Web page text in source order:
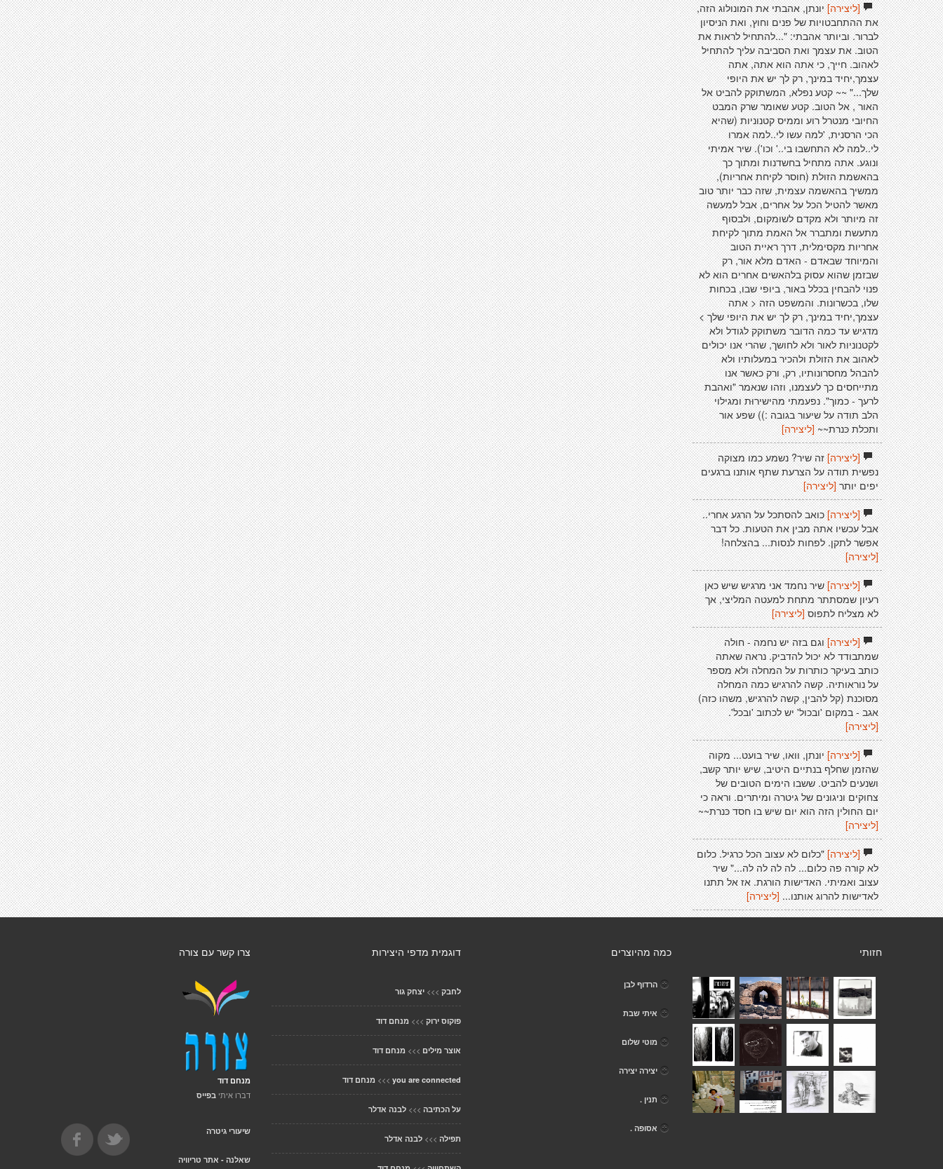
[ליצירה]יונתן, אהבתי את המונולוג הזה,
את ההתחבטויות של פנים וחוץ, ואת הניסיון
לברור. וביותר אהבתי: "...להתחיל לראות את
הטוב. את עצמך ואת הסביבה עליך להתחיל
לאהוב. חייך, כי אתה הוא אתה, אתה
עצמך,יחיד במינך, רק לך יש את היופי
שלך..." ~~ קטע נפלא, המשתוקק להביט אל
האור , אל הטוב. קטע שאומר שרק המבט
החיובי מנטרל רוע וממיס קטנוניות (שהיא
הכי הרסנית, 'למה עשו לי..למה אמרו
לי..למה לא התחשבו בי..' וכו'). שיר אמיתי
ונוגע. אתה מתחיל בחשדנות ומתוך כך
בהאשמת הזולת (חוסר לקיחת אחריות),
ממשיך בהאשמה עצמית, שזה כבר יותר טוב
מאשר להטיל הכל על אחרים, אבל למעשה
זה מיותר ולא מקדם לשומקום, ולבסוף
מתעשת ומתברר אל האמת מתוך לקיחת
אחריות מקסימלית, דרך ראיית הטוב
והמיוחד שבאדם - האדם מלא אור, רק
שבזמן שהוא עסוק בלהאשים אחרים הוא לא
פנוי להבחין בכלל באור, ביופי שבו, בכחות
שלו, בכשרונות. והמשפט הזה < אתה
עצמך,יחיד במינך, רק לך יש את היופי שלך >
מדגיש עד כמה הדובר משתוקק לגודל ולא
לקטנוניות לאור ולא לחושך, שהרי אנו יכולים
לאהוב את הזולת ולהכיר במעלותיו ולא
להבהל מחסרונותיו, רק, ורק כאשר אנו
מתייחסים כך לעצמנו, וזהו שנאמר "ואהבת
לרעך - כמוך". נפעמתי מהישירוּת ומגילוי
הלב תודה על שיעור בגובה :)) שפע אור
ותכלת כּנרת~~[ליצירה]
[ליצירה]זה שיר? נשמע כמו מצוקה
נפשית תודה על הצרעת שתף אותנו ברגעים
יפים יותר [ליצירה]
[ליצירה]כואב להסתכל על הרגע אחרי..
אבל עכשיו אתה מבין את הטעות. כל דבר
אפשר לתקן. לפחות לנסות... בהצלחה!
[ליצירה]
[ליצירה]שיר נחמד אני מרגיש שיש כאן
רעיון שמסתתר מתחת למעטה המליצי, אך
לא מצליח לתפוס [ליצירה]
[ליצירה]וגם בזה יש נחמה - חולה
שמתבודד לא יכול להדביק. נראה שאתה
כותב בעיקר כותרות על המחלה ולא מספר
על נוראותיה. קשה להרגיש כמה המחלה
מסוכנת (קל להבין, קשה להרגיש, משהו כזה)
אגב - במקום 'ובכול' יש לכתוב 'ובכל'.
[ליצירה]
[ליצירה]יונתן, וואו, שיר בועט... מקוה
שהזמן שחלף בנתיים היטיב, שיש יותר קשב,
ושנעים להביט. ששבו הימים הטובים של
צחוקים וניגונים של גיטרה ומיתרים. וראה כי
יום החולין הזה הוא יום שיש בו חסד כּנרת~~
[ליצירה]
[ליצירה]"כלום לא עצוב הכל כרגיל. כלום
לא קורה פה כלום... לה לה לה לה..." שיר
עצוב ואמיתי. האדישות הורגת. אז אל תתנו
לאדישות להרוג אותנו... [ליצירה]
צרו קשר עם צורה
מנחם דוד
דברו איתי בפייס
שיעורי גיטרה
שאלנה - אתר טריוויה
דוגמית מדפי היצירות
לחבק >>> יצחק גור
פוקוס ירוק >>> מנחם דוד
אוצר מילים >>> מנחם דוד
you are connected
>>> מנחם דוד
על הכתיבה >>> לבנה אדלר
תפילה >>> לבנה אדלר
כמה מהיוצרים
הרדוף לבן
איתי שבת
מוטי שלום
יצירה יצירה
תנין .
אסופה .
חזותי